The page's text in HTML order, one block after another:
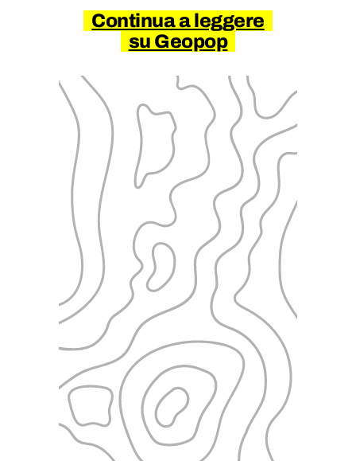
Continua a leggere
su Geopop